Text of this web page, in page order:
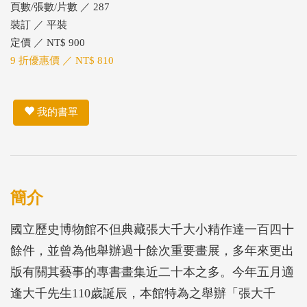
頁數/張數/片數 ／ 287
裝訂 ／ 平裝
定價 ／ NT$ 900
9 折優惠價 ／ NT$ 810
我的書單
簡介
國立歷史博物館不但典藏張大千大小精作達一百四十
餘件，並曾為他舉辦過十餘次重要畫展，多年來更出
版有關其藝事的專書畫集近二十本之多。今年五月適
逢大千先生110歲誕辰，本館特為之舉辦「張大千